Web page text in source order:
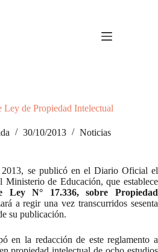
Ley de Propiedad Intelectual
30/10/2013 Noticias
se publicó en el Diario Oficial el
Ministerio de Educación, que establece
Ley N° 17.336, sobre Propiedad
a regir una vez transcurridos sesenta
su publicación.
en la redacción de este reglamento a